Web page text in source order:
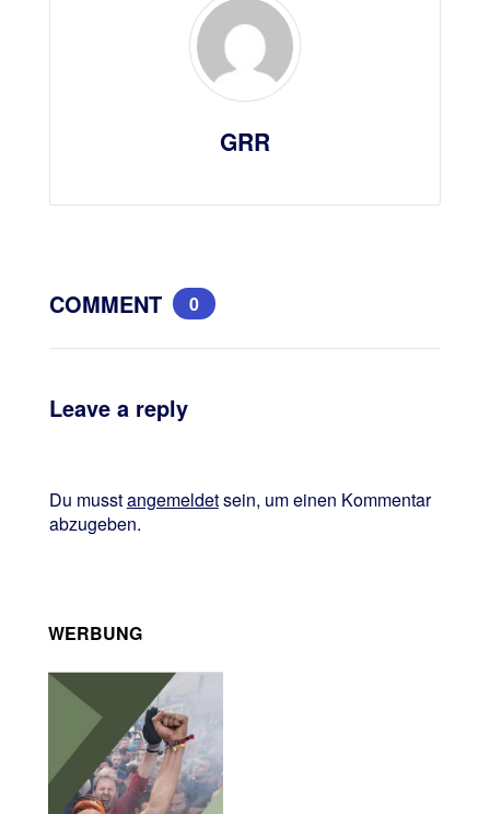
GRR
COMMENT 0
Leave a reply
Du musstangemeldetsein, um einen Kommentar
abzugeben.
WERBUNG